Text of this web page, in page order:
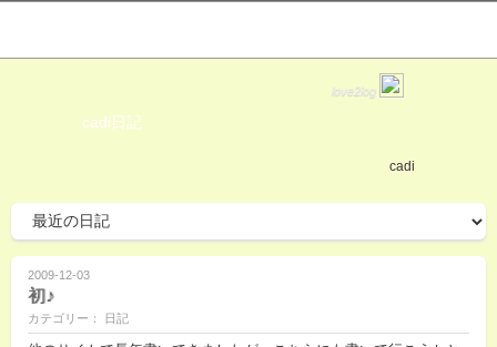
love2log
cadi日記
cadi
2009-12-03
初♪
カテゴリー： 日記